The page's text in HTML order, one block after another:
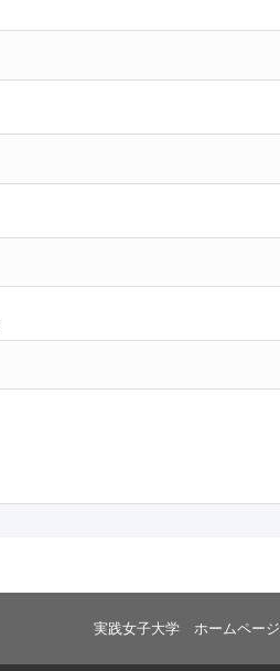
実践女子大学 ホームページ